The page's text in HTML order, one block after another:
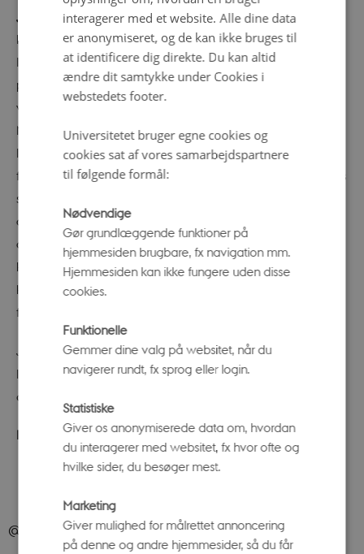
Juleopgaver for hele familien
Fra lørdag den 25.11 kan I løse juleopgaver med Spire
Ib, og gå på opdagelse blandt Væksthusenes mange
planter efter de ingredienser, man skal bruge til at lave
verdens bedste risalamande. Find fx mandeltræet i
Middelhavshuset, hvor de mange krydderurter fylder
luften med dejlige dufte, og led efter ris og vanilje i det
fugtige og varme Tropehus. Hvis I er blevet sultne af jeres
søgen efter planter og ingredienser, kan I besøge cafeen
og nyde en portion risalamande. Hver weekend er der
også en ny julekage med en af julens frugt eller
krydderier. De krydderier, vi bruger til julebagningen,
kommer ofte fra fjerne lande. I Væksthusene kan I også
finde planterne, som krydderierne kommer fra.
Julesmåkagerne og risalamande kan købes i cafeen fra
lørdag den 25. november til og med onsdag den 20.
december, hvorefter Væksthusene holder julelukket.
Læs mere
@ScienceMuseerne på Instagram
interagerer med et website. Alle dine data
er anonymiseret, og de kan ikke bruges til
at identificere dig direkte. Du kan altid
ændre dit samtykke under Cookies i
webstedets footer.
Universitetet bruger egne cookies og
cookies sat af vores samarbejdspartnere
til følgende formål:
Nødvendige
Gør grundlæggende funktioner på
hjemmesiden brugbare, fx navigation mm.
Hjemmesiden kan ikke fungere uden disse
cookies.
Funktionelle
Gemmer dine valg på websitet, når du
navigerer rundt, fx sprog eller login.
Statistiske
Giver os anonymiserede data om, hvordan
du interagerer med websitet, fx hvor ofte og
hvilke sider, du besøger mest.
Marketing
Giver mulighed for målrettet annoncering
på denne og andre hjemmesider, så du får